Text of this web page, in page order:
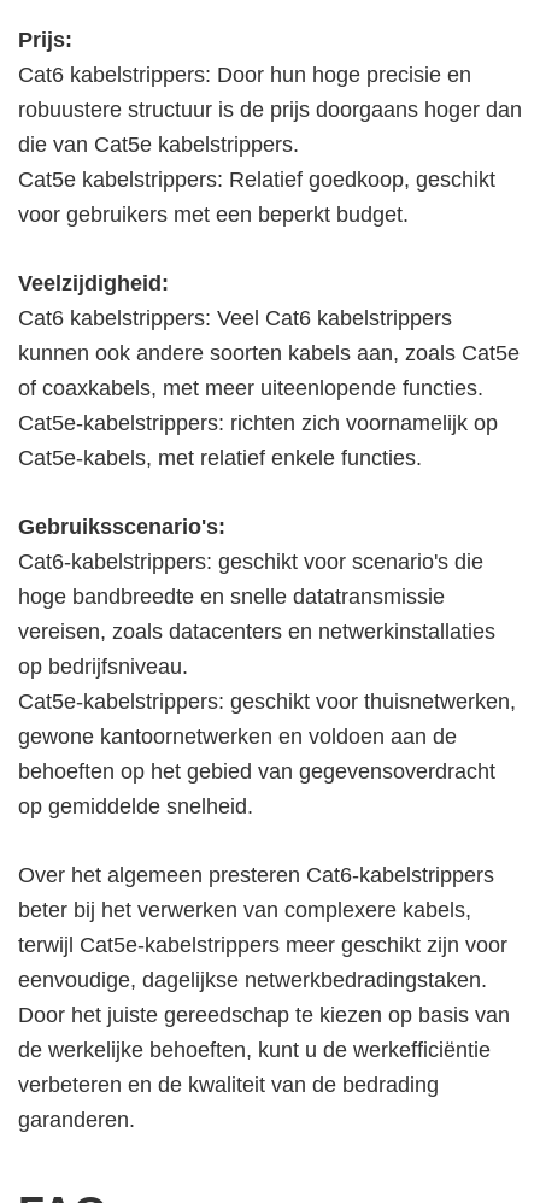
Prijs:
Cat6 kabelstrippers: Door hun hoge precisie en
robuustere structuur is de prijs doorgaans hoger dan
die van Cat5e kabelstrippers.
Cat5e kabelstrippers: Relatief goedkoop, geschikt
voor gebruikers met een beperkt budget.
Veelzijdigheid:
Cat6 kabelstrippers: Veel Cat6 kabelstrippers
kunnen ook andere soorten kabels aan, zoals Cat5e
of coaxkabels, met meer uiteenlopende functies.
Cat5e-kabelstrippers: richten zich voornamelijk op
Cat5e-kabels, met relatief enkele functies.
Gebruiksscenario's:
Cat6-kabelstrippers: geschikt voor scenario's die
hoge bandbreedte en snelle datatransmissie
vereisen, zoals datacenters en netwerkinstallaties
op bedrijfsniveau.
Cat5e-kabelstrippers: geschikt voor thuisnetwerken,
gewone kantoornetwerken en voldoen aan de
behoeften op het gebied van gegevensoverdracht
op gemiddelde snelheid.
Over het algemeen presteren Cat6-kabelstrippers
beter bij het verwerken van complexere kabels,
terwijl Cat5e-kabelstrippers meer geschikt zijn voor
eenvoudige, dagelijkse netwerkbedradingstaken.
Door het juiste gereedschap te kiezen op basis van
de werkelijke behoeften, kunt u de werkefficiëntie
verbeteren en de kwaliteit van de bedrading
garanderen.